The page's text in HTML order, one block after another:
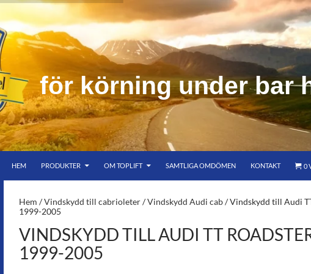
för körning under bar
bar himmel
HEM
PRODUKTER OM TOPLIFT SAMTLIGA OMDÖMEN KONTAKT 0
Hem /Vindskydd till cabrioleter/Vindskydd Audi cab/ Vindskydd till Audi
1999-2005
VINDSKYDD TILL AUDI TT
1999-2005